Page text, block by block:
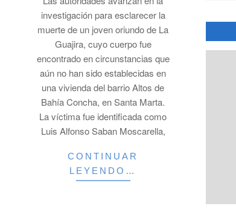
investigación para esclarecer la
muerte de un joven oriundo de La
Guajira, cuyo cuerpo fue
encontrado en circunstancias que
aún no han sido establecidas en
una vivienda del barrio Altos de
Bahía Concha, en Santa Marta.
La víctima fue identificada como
Luis Alfonso Saban Moscarella,
CONTINUAR
LEYENDO…